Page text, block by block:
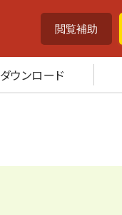
閲覧補助
ダウンロード